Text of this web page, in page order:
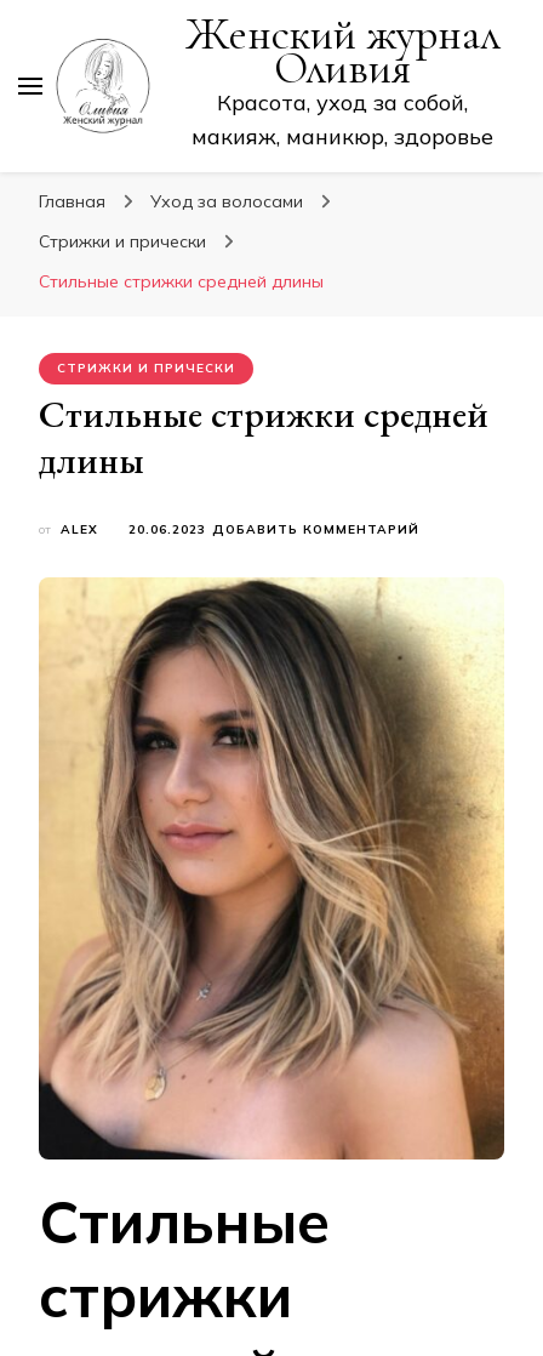
Женский журнал
Оливия
Красота, уход за собой,
макияж, маникюр, здоровье
Главная
Уход за волосами
Стрижки и прически
Стильные стрижки средней длины
СТРИЖКИ И ПРИЧЕСКИ
Стильные стрижки средней
длины
от ALEX 20.06.2023 ДОБАВИТЬ КОММЕНТАРИЙ
ДЛИНЫ
Стильные
стрижки